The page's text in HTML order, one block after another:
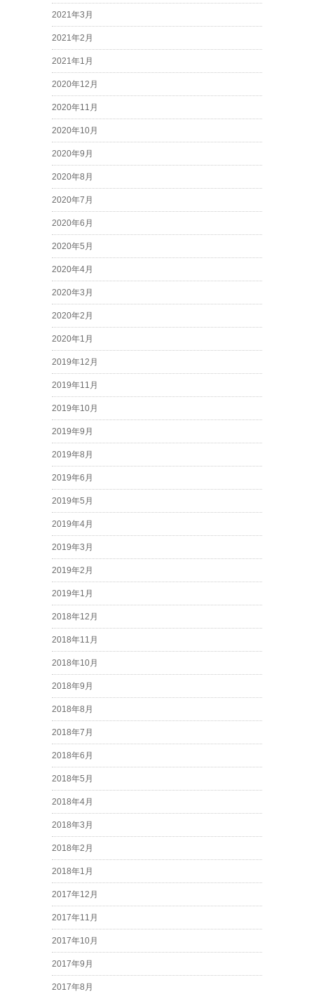
2021年3月
2021年2月
2021年1月
2020年12月
2020年11月
2020年10月
2020年9月
2020年8月
2020年7月
2020年6月
2020年5月
2020年4月
2020年3月
2020年2月
2020年1月
2019年12月
2019年11月
2019年10月
2019年9月
2019年8月
2019年6月
2019年5月
2019年4月
2019年3月
2019年2月
2019年1月
2018年12月
2018年11月
2018年10月
2018年9月
2018年8月
2018年7月
2018年6月
2018年5月
2018年4月
2018年3月
2018年2月
2018年1月
2017年12月
2017年11月
2017年10月
2017年9月
2017年8月